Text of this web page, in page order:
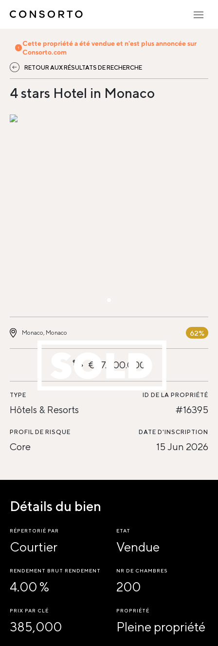
Cette propriété a été vendue et n'est plus annoncée sur
Consorto.com
RETOUR AUX RÉSULTATS DE RECHERCHE
4 stars Hotel in Monaco
Monaco, Monaco 62%
€77.000.000
TYPE
Hôtels & Resorts
ID DE LA PROPRIÉTÉ
#16395
PROFIL DE RISQUE
Core
DATE D'INSCRIPTION
15 Jun 2026
Détails du bien
RÉPERTORIÉ PAR
Courtier
ETAT
Vendue
RENDEMENT BRUT RENDEMENT
4.00 %
NR DE CHAMBRES
200
PRIX PAR CLÉ
385,000
PROPRIÉTÉ
Pleine propriété